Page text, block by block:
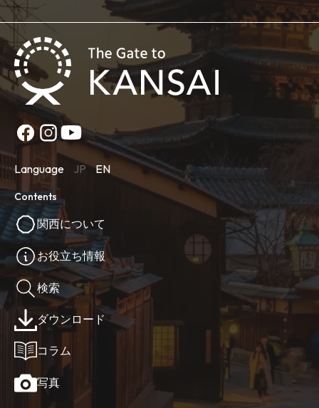
Language JP EN
Contents
関西について
お役立ち情報
検索
ダウンロード
コラム
写真